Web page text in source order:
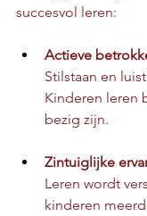
succesvol leren:
Actieve
Stilstaan en
Kinderen leren
bezig zijn.
Zintuiglijke
Leren wordt
kinderen